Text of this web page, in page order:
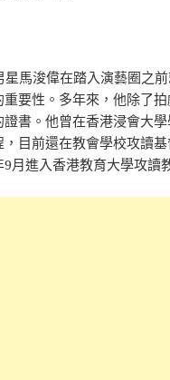
星馬浚偉在踏入演藝圈之前
要性。多年來，他除了
證書。他曾在香港浸會大
，目前還在教會學校攻讀
月進入香港教育大學攻讀